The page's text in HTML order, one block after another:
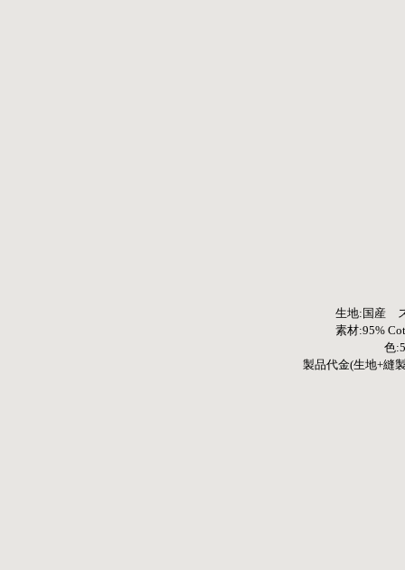
生地:国産　
素材:95%
色
製品代金(生地+縫